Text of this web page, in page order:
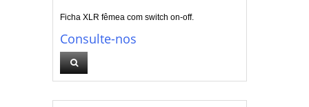
Ficha XLR fêmea com switch on-off.
Consulte-nos